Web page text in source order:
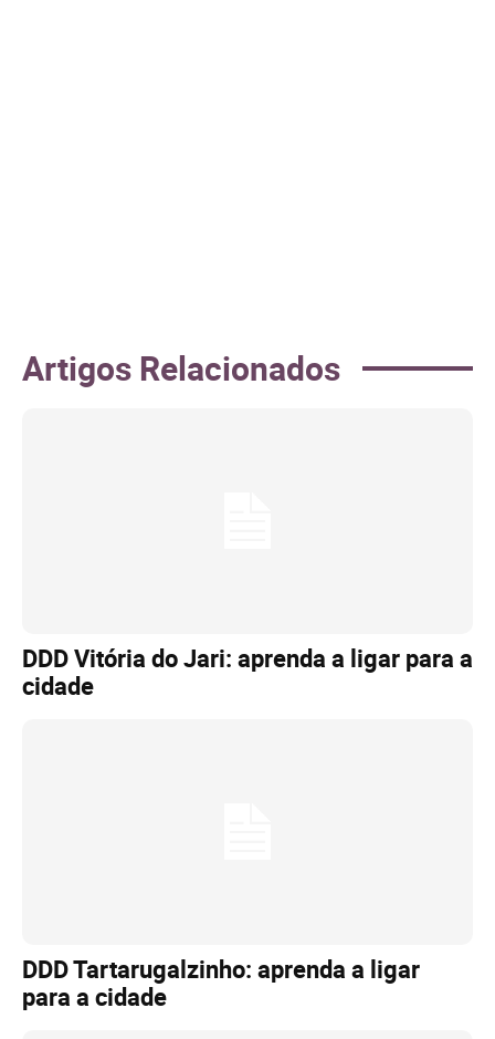
Artigos Relacionados
DDD Vitória do Jari: aprenda a ligar para a
cidade
DDD Tartarugalzinho: aprenda a ligar
para a cidade